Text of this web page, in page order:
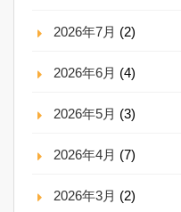
2026年7月 (2)
2026年6月 (4)
2026年5月 (3)
2026年4月 (7)
2026年3月 (2)